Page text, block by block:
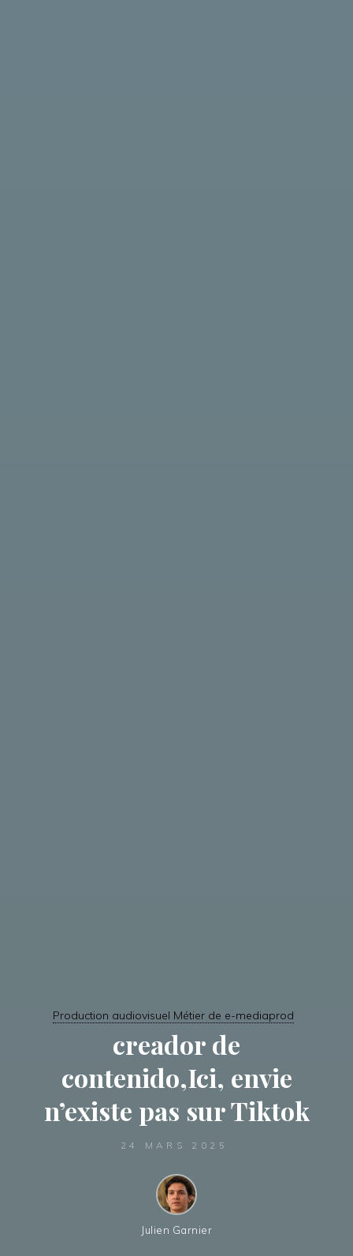
Production audiovisuel Métier de e-mediaprod
creador de
contenido,Ici, envie
n’existe pas sur Tiktok
24 MARS 2025
Julien Garnier